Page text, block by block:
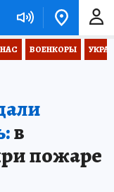
ВОЕНКОРЫ
в
пожаре